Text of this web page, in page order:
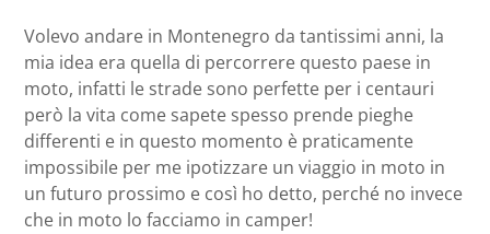
Volevo andare in Montenegro da tantissimi anni, la
mia idea era quella di percorrere questo paese in
moto, infatti le strade sono perfette per i centauri
però la vita come sapete spesso prende pieghe
differenti e in questo momento è praticamente
impossibile per me ipotizzare un viaggio in moto in
un futuro prossimo e così ho detto, perché no invece
che in moto lo facciamo in camper!